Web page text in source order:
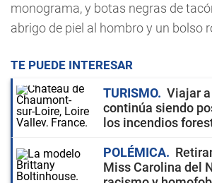
monograma, y botas negras de
abrigo de piel al hombro y un bolso
TE PUEDE INTERESAR
TURISMO
Viajar
continúa siendo
los incendios
POLÉMICA
Miss Carolina del